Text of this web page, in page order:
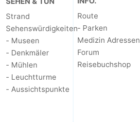
Strand
Sehenswürdigkeiten
- Museen
- Denkmäler
- Mühlen
- Leuchtturme
- Aussichtspunkte
Route
- Parken
Medizin Adressen
Forum
Reisebuchshop